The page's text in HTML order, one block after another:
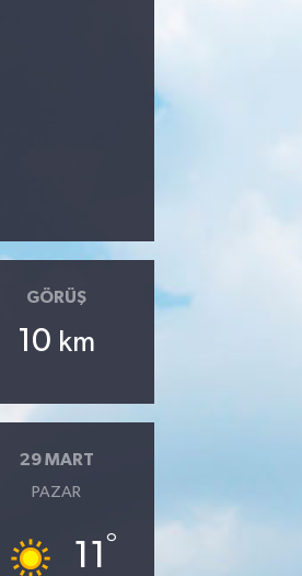
GÖRÜŞ
10 km
29 MART
PAZAR
11 °